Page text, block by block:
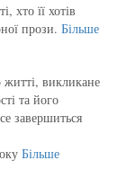
хто її хотів
прози. Більше
викликане
та його
завершиться
Більше